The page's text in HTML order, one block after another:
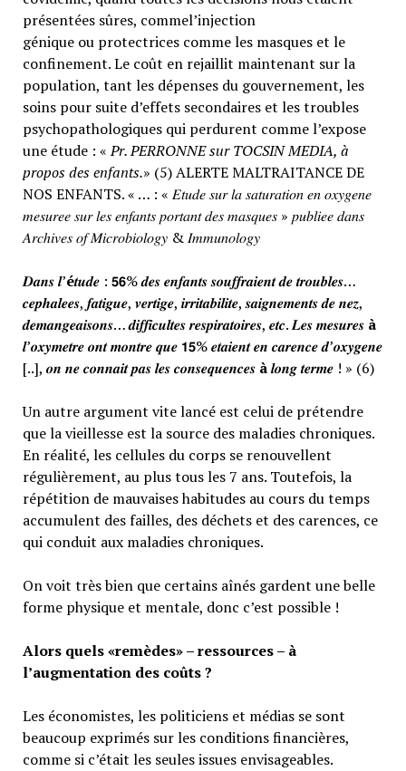
présentées sûres, commel’injection
génique ou protectrices comme les masques et le
confinement. Le coût en rejaillit maintenant sur la
population, tant les dépenses du gouvernement, les
soins pour suite d’effets secondaires et les troubles
psychopathologiques qui perdurent comme l’expose
une étude : «Pr. PERRONNE sur TOCSIN MEDIA, à
propos des enfants.» (5) ALERTE MALTRAITANCE DE
NOS ENFANTS. « … : « 𝐸𝑡𝑢𝑑𝑒 𝑠𝑢𝑟 𝑙𝑎 𝑠𝑎𝑡𝑢𝑟𝑎𝑡𝑖𝑜𝑛 𝑒𝑛 𝑜𝑥𝑦𝑔𝑒𝑛𝑒
𝑚𝑒𝑠𝑢𝑟𝑒𝑒 𝑠𝑢𝑟 𝑙𝑒𝑠 𝑒𝑛𝑓𝑎𝑛𝑡𝑠 𝑝𝑜𝑟𝑡𝑎𝑛𝑡 𝑑𝑒𝑠 𝑚𝑎𝑠𝑞𝑢𝑒𝑠 » 𝑝𝑢𝑏𝑙𝑖𝑒𝑒 𝑑𝑎𝑛𝑠
𝐴𝑟𝑐ℎ𝑖𝑣𝑒𝑠 𝑜𝑓 𝑀𝑖𝑐𝑟𝑜𝑏𝑖𝑜𝑙𝑜𝑔𝑦 & 𝐼𝑚𝑚𝑢𝑛𝑜𝑙𝑜𝑔𝑦
𝑫𝒂𝒏𝒔 𝒍’é𝒕𝒖𝒅𝒆 : 𝟱𝟲% 𝒅𝒆𝒔 𝒆𝒏𝒇𝒂𝒏𝒕𝒔 𝒔𝒐𝒖𝒇𝒇𝒓𝒂𝒊𝒆𝒏𝒕 𝒅𝒆 𝒕𝒓𝒐𝒖𝒃𝒍𝒆𝒔…
𝒄𝒆𝒑𝒉𝒂𝒍𝒆𝒆𝒔, 𝒇𝒂𝒕𝒊𝒈𝒖𝒆, 𝒗𝒆𝒓𝒕𝒊𝒈𝒆, 𝒊𝒓𝒓𝒊𝒕𝒂𝒃𝒊𝒍𝒊𝒕𝒆, 𝒔𝒂𝒊𝒈𝒏𝒆𝒎𝒆𝒏𝒕𝒔 𝒅𝒆 𝒏𝒆𝒛,
𝒅𝒆𝒎𝒂𝒏𝒈𝒆𝒂𝒊𝒔𝒐𝒏𝒔… 𝒅𝒊𝒇𝒇𝒊𝒄𝒖𝒍𝒕𝒆𝒔 𝒓𝒆𝒔𝒑𝒊𝒓𝒂𝒕𝒐𝒊𝒓𝒆𝒔, 𝒆𝒕𝒄. 𝑳𝒆𝒔 𝒎𝒆𝒔𝒖𝒓𝒆𝒔 à
𝒍’𝒐𝒙𝒚𝒎𝒆𝒕𝒓𝒆 𝒐𝒏𝒕 𝒎𝒐𝒏𝒕𝒓𝒆 𝒒𝒖𝒆 𝟭𝟱% 𝒆𝒕𝒂𝒊𝒆𝒏𝒕 𝒆𝒏 𝒄𝒂𝒓𝒆𝒏𝒄𝒆 𝒅’𝒐𝒙𝒚𝒈𝒆𝒏𝒆
[..], 𝒐𝒏 𝒏𝒆 𝒄𝒐𝒏𝒏𝒂𝒊𝒕 𝒑𝒂𝒔 𝒍𝒆𝒔 𝒄𝒐𝒏𝒔𝒆𝒒𝒖𝒆𝒏𝒄𝒆𝒔 à𝒍𝒐𝒏𝒈 𝒕𝒆𝒓𝒎𝒆 ! » (6)
Un autre argument vite lancé est celui de prétendre
que la vieillesse est la source des maladies chroniques.
En réalité, les cellules du corps se renouvellent
régulièrement, au plus tous les 7 ans. Toutefois, la
répétition de mauvaises habitudes au cours du temps
accumulent des failles, des déchets et des carences, ce
qui conduit aux maladies chroniques.
On voit très bien que certains aînés gardent une belle
forme physique et mentale, donc c’est possible !
Alors quels «remèdes» – ressources – à
l’augmentation des coûts ?
Les économistes, les politiciens et médias se sont
beaucoup exprimés sur les conditions financières,
comme si c’était les seules issues envisageables.